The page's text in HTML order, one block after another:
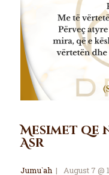
Mesimet qe
Asr
Jumu`ah August 7 @